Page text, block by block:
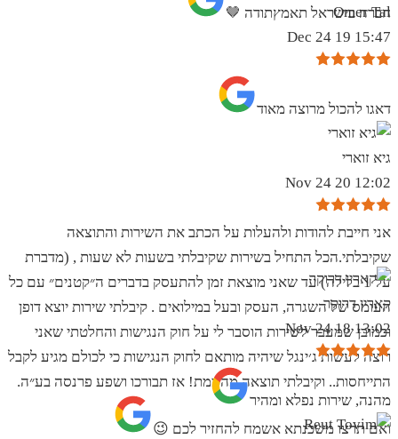
חברה בישראל תאמץתודה 🤎
Omer Tal
15:47 19 Dec 24
‏דאגו להכול מרוצה מאוד
גיא זוארי
12:02 20 Nov 24
אני חייבת להודות ולהעלות על הכתב את השירות והתוצאה
שקיבלתי.הכל התחיל בשירות שקיבלתי בשעות לא שעות , (מדברת
על 1 בלילה) עד שאני מוצאת זמן להתעסק בדברים ה״קטנים״ עם כל
העומס של השגרה, העסק ובעל במילואים . קיבלתי שירות יוצא דופן
וכמובן שמעבר לשירות הוסבר לי על חוק הנגישות והחלטתי שאני
רוצה לעשות ג׳ינגל שיהיה מותאם לחוק הנגישות כי לכולם מגיע לקבל
התייחסות.. וקיבלתי תוצאה מהממת! אז תבורכו ושפע פרנסה בע״ה.
ואם תרצו משכנתא אשמח להחזיר לכם 😉
קארין דרוקר
13:02 18 Nov 24
מהנה, שירות נפלא ומהיר